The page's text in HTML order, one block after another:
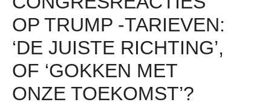
OP TRUMP -TARIEVEN:
‘DE JUISTE RICHTING’,
OF ‘GOKKEN MET
ONZE TOEKOMST’?